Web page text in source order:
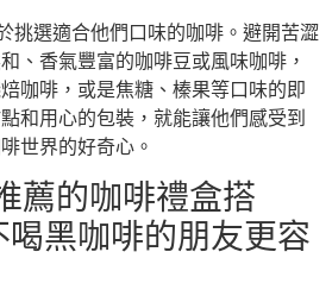
挑選適合他們口味的咖啡。避開苦澀
、香氣豐富的咖啡豆或風味咖啡，
咖啡，或是焦糖、榛果等口味的即
和用心的包裝，就能讓他們感受到
世界的好奇心。
薦的咖啡禮盒搭
黑咖啡的朋友更容